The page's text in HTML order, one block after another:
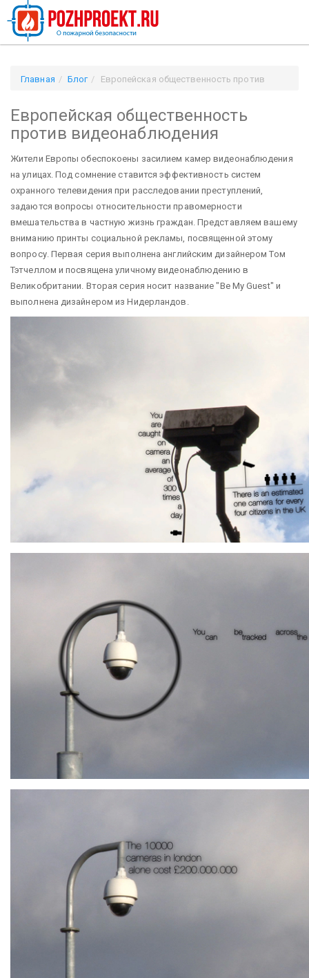
Главная Блог
Европейская общественность против
Европейская общественность
против видеонаблюдения
Жители Европы обеспокоены засилием камер видеонаблюдения
на улицах. Под сомнение ставится эффективность систем
охранного телевидения при расследовании преступлений,
задаются вопросы относительности правомерности
вмешательства в частную жизнь граждан. Представляем вашему
вниманию принты социальной рекламы, посвященной этому
вопросу. Первая серия выполнена английским дизайнером Том
Тэтчеллом и посвящена уличному видеонаблюдению в
Великобритании. Вторая серия носит название "Be My Guest" и
выполнена дизайнером из Нидерландов.